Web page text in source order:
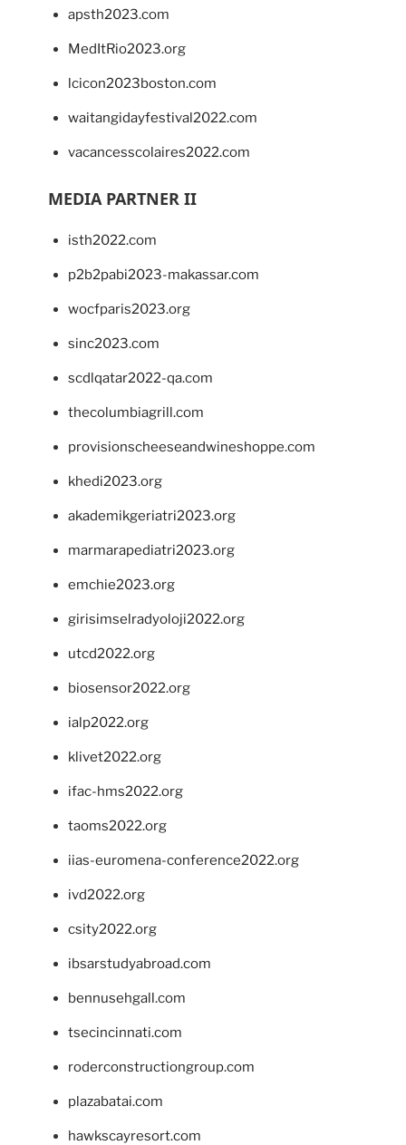
apsth2023.com
MedItRio2023.org
lcicon2023boston.com
waitangidayfestival2022.com
vacancesscolaires2022.com
MEDIA PARTNER II
isth2022.com
p2b2pabi2023-makassar.com
wocfparis2023.org
sinc2023.com
scdlqatar2022-qa.com
thecolumbiagrill.com
provisionscheeseandwineshoppe.com
khedi2023.org
akademikgeriatri2023.org
marmarapediatri2023.org
emchie2023.org
girisimselradyoloji2022.org
utcd2022.org
biosensor2022.org
ialp2022.org
klivet2022.org
ifac-hms2022.org
taoms2022.org
iias-euromena-conference2022.org
ivd2022.org
csity2022.org
ibsarstudyabroad.com
bennusehgall.com
tsecincinnati.com
roderconstructiongroup.com
plazabatai.com
hawkscayresort.com